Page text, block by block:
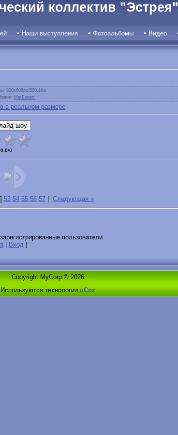
коллектив "Эстрея"
Наши выступления Фотоальбомы Видео
: 800x600px/500.1Kb
: MetExpert
в реальном размере
0.0/0
] 53 54 55 56 57 Следующая »
пользователи.
Вход]
Copyright MyCorp © 2026
Используются технологииuCoz